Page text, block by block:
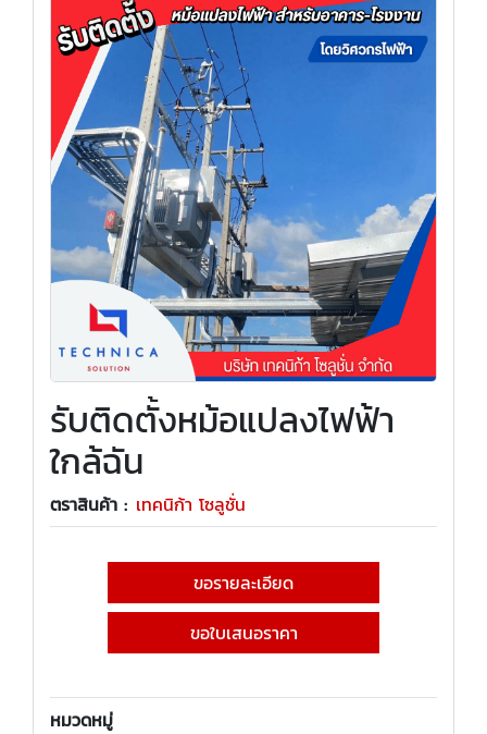
รับติดตั้งหม้อแปลงไฟฟ้า
ใกล้ฉัน
ตราสินค้า : เทคนิก้า โซลูชั่น
ขอรายละเอียด
ขอใบเสนอราคา
หมวดหมู่